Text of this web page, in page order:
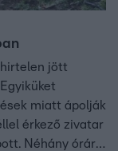
jött
miatt ápolják
érkező zivatar
Néhány órára